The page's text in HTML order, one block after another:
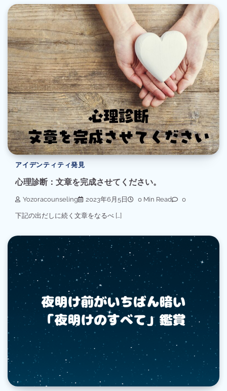
アイデンティティ発見
心理診断：文章を完成させてください。
Yozoracounseling 2023年6月5日 0 Min Read 0
下記の出だしに続く文章をなるべ […]